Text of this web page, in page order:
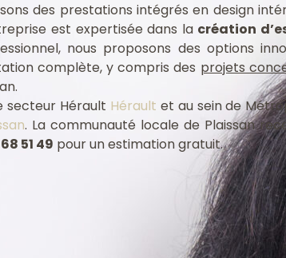
des prestations intégrés en design
est expertisée dans la création
nous proposons des options
complète, y compris des projets
secteur Hérault Hérault et au sein de
. La communauté locale de Plaissan
51 49 pour un estimation gratuit.